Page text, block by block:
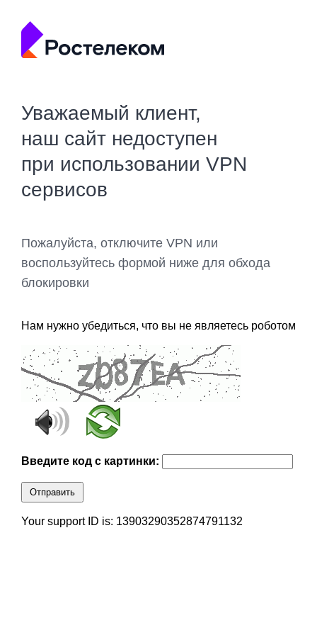
Уважаемый клиент,
наш сайт недоступен
при использовании VPN
сервисов
Пожалуйста, отключите VPN или
воспользуйтесь формой ниже для обхода
блокировки
Нам нужно убедиться, что вы не являетесь роботом
Введите код с картинки:
Отправить
Your support ID is: 13903290352874791132